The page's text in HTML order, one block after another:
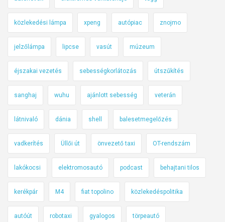
közlekedési lámpa xpeng autópiac znojmo
jelzőlámpa lipcse vasút múzeum
éjszakai vezetés sebességkorlátozás útszűkítés
sanghaj wuhu ajánlott sebesség veterán
látnivaló dánia shell balesetmegelőzés
vadkerítés Üllői út önvezető taxi OT-rendszám
lakókocsi elektromosautó podcast behajtani tilos
kerékpár M4 fiat topolino közlekedéspolitika
autóút robotaxi gyalogos törpeautó